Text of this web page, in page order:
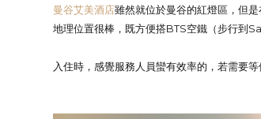
曼谷艾美酒店雖然就位於曼谷的紅燈區，但
地理位置很棒，既方便搭BTS空鐵（步行到
入住時，感覺服務人員蠻有效率的，若需要等